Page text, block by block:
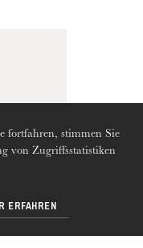
fortfahren, stimmen Sie
von Zugriffsstatistiken
ERFAHREN